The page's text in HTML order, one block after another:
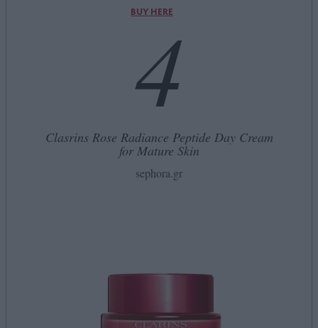
BUY HERE
4
Clasrins Rose Radiance Peptide Day Cream
for Mature Skin
sephora.gr